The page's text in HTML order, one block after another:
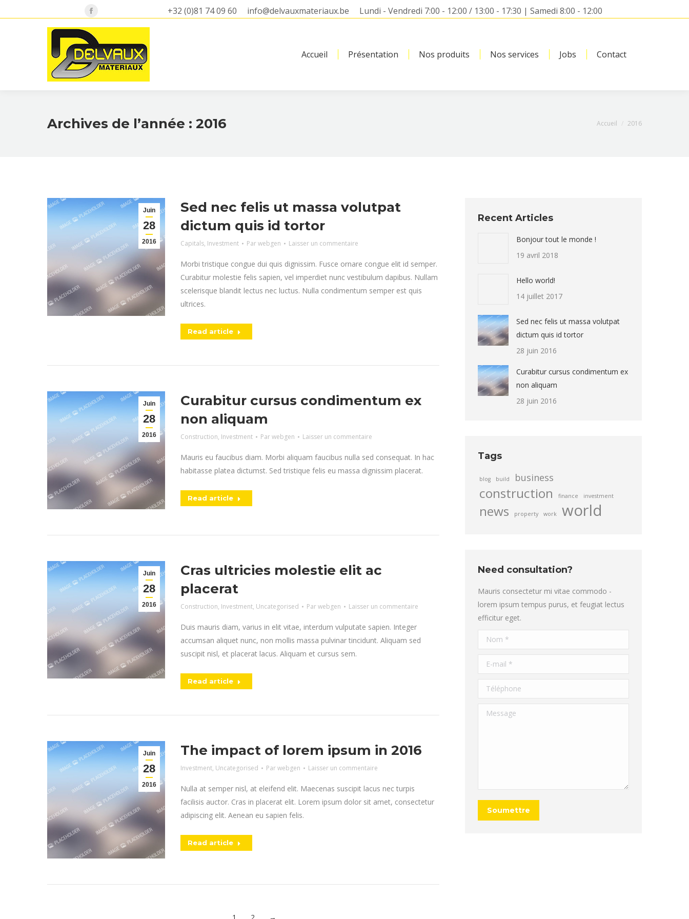
Facebook
page
opens
in
new
window
+32 (0)81 74 09 60 info@delvauxmateriaux.be Lundi - Vendredi 7:00 - 12:00 / 13:00 - 17:30 | Samedi 8:00 - 12:00
Accueil Présentation Nos produits Nos services Jobs Contact
Archives de l’année : 2016 Vous êtes ici :
Accueil 2016
Juin
28
2016
Sed nec felis ut massa volutpat
dictum quis id tortor
Capitals, Investment Parwebgen Laisser un commentaire
Morbi tristique congue dui quis dignissim. Fusce ornare congue elit id semper.
Curabitur molestie felis sapien, vel imperdiet nunc vestibulum dapibus. Nullam
scelerisque blandit lectus nec luctus. Nulla condimentum semper est quis
ultrices.
Read article
Juin
28
2016
Curabitur cursus condimentum ex
non aliquam
Construction, Investment Parwebgen Laisser un commentaire
Mauris eu faucibus diam. Morbi aliquam faucibus nulla sed consequat. In hac
habitasse platea dictumst. Sed tristique felis eu massa dignissim placerat.
Read article
Juin
28
2016
Cras ultricies molestie elit ac
placerat
Construction, Investment, Uncategorised Parwebgen Laisser un commentaire
Duis mauris diam, varius in elit vitae, interdum vulputate sapien. Integer
accumsan aliquet nunc, non mollis massa pulvinar tincidunt. Aliquam sed
suscipit nisl, et placerat lacus. Aliquam et cursus sem.
Read article
Juin
28
2016
The impact of lorem ipsum in 2016
Investment, Uncategorised Parwebgen Laisser un commentaire
Nulla at semper nisl, at eleifend elit. Maecenas suscipit lacus nec turpis
facilisis auctor. Cras in placerat elit. Lorem ipsum dolor sit amet, consectetur
adipiscing elit. Aenean eu sapien felis.
Read article
Recent Articles
Bonjour tout le monde !
19 avril 2018
Hello world!
14 juillet 2017
Sed nec felis ut massa volutpat
dictum quis id tortor
28 juin 2016
Curabitur cursus condimentum ex
non aliquam
28 juin 2016
Tags
blog build business
construction finance investment
news property work world
Need consultation?
Mauris consectetur mi vitae commodo -
lorem ipsum tempus purus, et feugiat lectus
efficitur eget.
Nom *
E-mail *
Téléphone
Message
Soumettre